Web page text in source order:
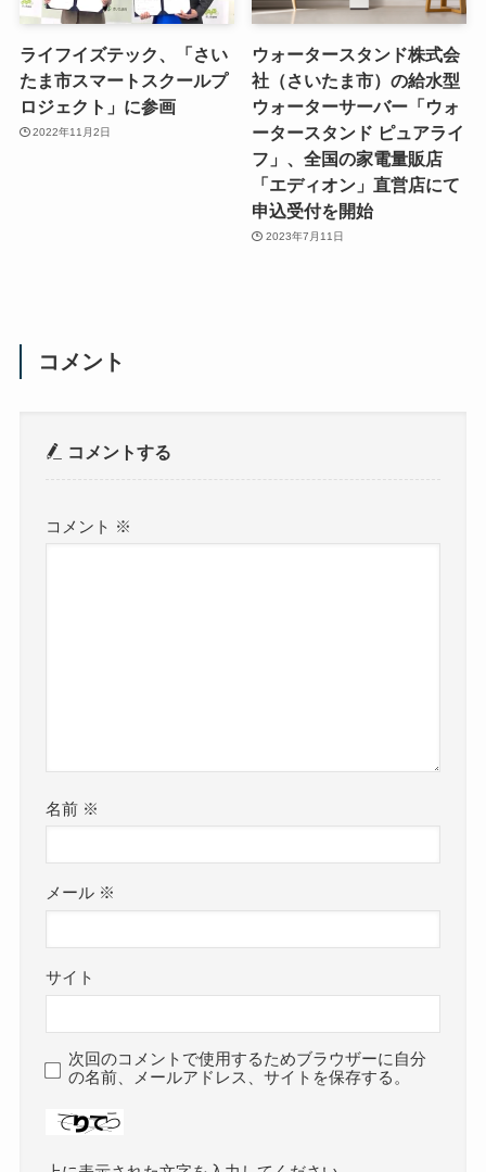
ライフイズテック、「さい
たま市スマートスクールプ
ロジェクト」に参画
2022年11月2日
ウォータースタンド株式会
社（さいたま市）の給水型
ウォーターサーバー「ウォ
ータースタンド ピュアライ
フ」、全国の家電量販店
「エディオン」直営店にて
申込受付を開始
2023年7月11日
コメント
コメントする
コメント ※
名前 ※
メール ※
サイト
次回のコメントで使用するためブラウザーに自分
の名前、メールアドレス、サイトを保存する。